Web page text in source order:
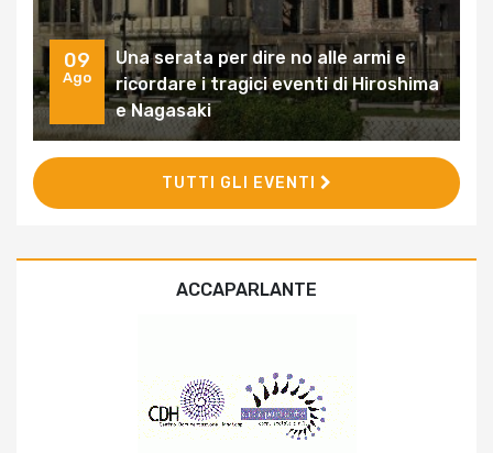
09
Ago
Una serata per dire no alle armi e
ricordare i tragici eventi di Hiroshima
e Nagasaki
TUTTI GLI EVENTI
ACCAPARLANTE